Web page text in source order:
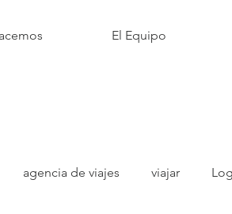
El Equipo
agencia de viajes viajar